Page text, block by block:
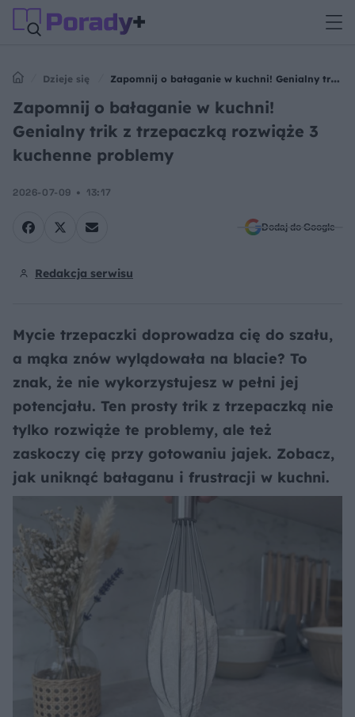
Dzieje się
Zapomnij o bałaganie w kuchni! Genialny trik z
trzepaczką rozwiąże 3 kuchenne problemy
Zapomnij o bałaganie w kuchni!
Genialny trik z trzepaczką rozwiąże 3
kuchenne problemy
2026-07-09 13:17
Dodaj do Google
Redakcja serwisu
Mycie trzepaczki doprowadza cię do szału,
a mąka znów wylądowała na blacie? To
znak, że nie wykorzystujesz w pełni jej
potencjału. Ten prosty trik z trzepaczką nie
tylko rozwiąże te problemy, ale też
zaskoczy cię przy gotowaniu jajek. Zobacz,
jak uniknąć bałaganu i frustracji w kuchni.